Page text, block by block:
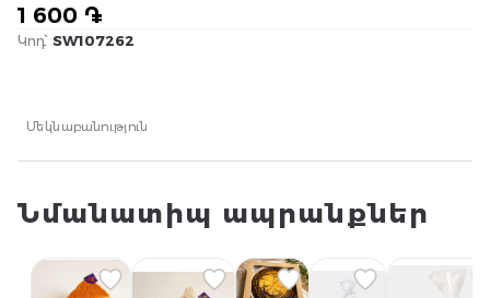
1 600 ֏
Կոդ՝ SW107262
Մեկնաբանություն
Նմանատիպ ապրանքներ